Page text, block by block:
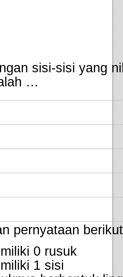
sisi-sisi yang
…
pernyataan
0 rusuk
1 sisi